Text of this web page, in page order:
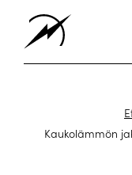
Kaukolämmön